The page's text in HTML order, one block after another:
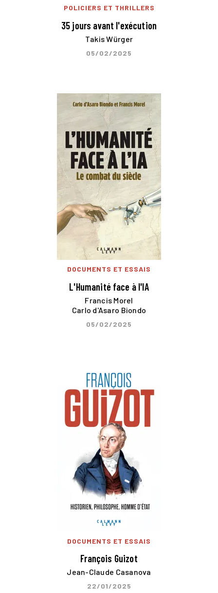
POLICIERS ET THRILLERS
35 jours avant l'exécution
Takis Würger
05/02/2025
DOCUMENTS ET ESSAIS
L'Humanité face à l'IA
Francis Morel
Carlo d'Asaro Biondo
05/02/2025
DOCUMENTS ET ESSAIS
François Guizot
Jean-Claude Casanova
22/01/2025